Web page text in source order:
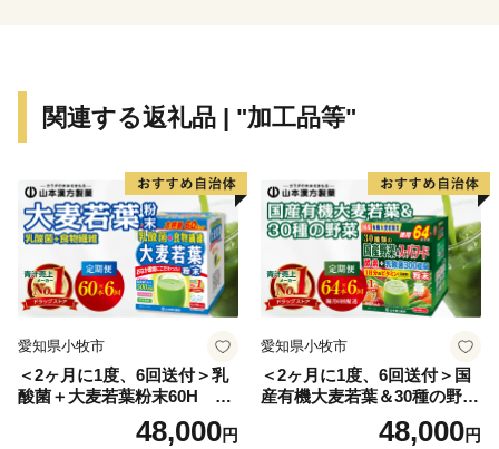
通により、那覇空港との時間距離が15分～20分と短く
業も盛んですが、特に卸売市場を整備し、水産物の国際
的物流拠点を目指しています。
このように糸満市は、平和と伝統と未来が交差する発
展の可能性を大きく秘めたまちです。糸満市でたくさん
満市にご注目ください。
関連する返礼品 | "加工品等"
愛知県小牧市
＜2ヶ月に1度、6回送付＞乳
酸菌＋大麦若葉粉末60H 山
48,000円
愛知県小牧市
＜2ヶ月に1度、6回送付＞国
産有機大麦若葉＆30種の野
菜 山本漢方 定期便
48,000円